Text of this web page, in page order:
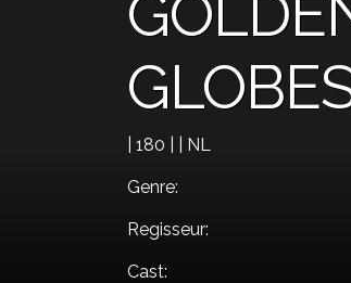
| 180 | | NL
Genre:
Regisseur:
Cast: